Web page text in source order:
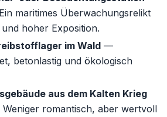
maritimes Überwachungsrelikt
hoher Exposition.
im Wald —
betonlastig und ökologisch
aus dem Kalten Krieg
romantisch, aber wertvoll